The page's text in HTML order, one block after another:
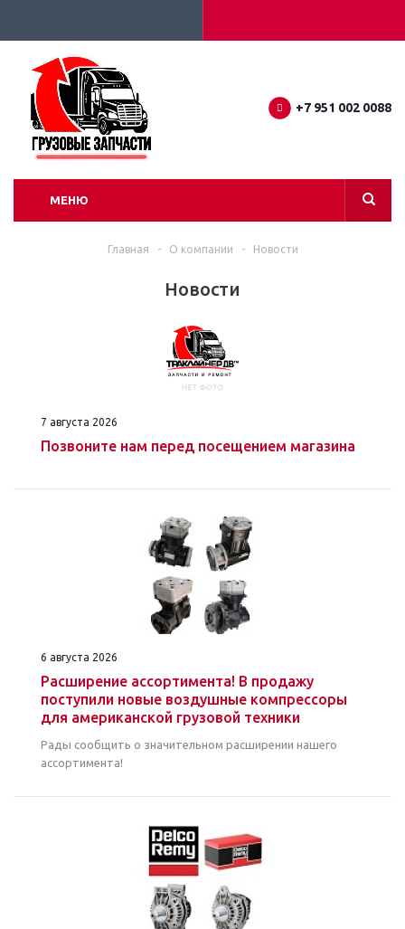
+7 951 002 0088
МЕНЮ
Главная - О компании - Новости
Новости
7 августа 2026
Позвоните нам перед посещением магазина
6 августа 2026
Расширение ассортимента! В продажу
поступили новые воздушные компрессоры
для американской грузовой техники
Рады сообщить о значительном расширении нашего
ассортимента!